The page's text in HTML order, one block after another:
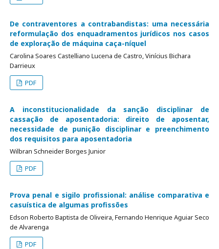
De contraventores a contrabandistas: uma necessária
reformulação dos enquadramentos jurídicos nos casos
de exploração de máquina caça-níquel
Carolina Soares Castelliano Lucena de Castro, Vinícius Bichara
Darrieux
PDF
A inconstitucionalidade da sanção disciplinar de
cassação de aposentadoria: direito de aposentar,
necessidade de punição disciplinar e preenchimento
dos requisitos para aposentadoria
Wilbran Schneider Borges Junior
PDF
Prova penal e sigilo profissional: análise comparativa e
casuística de algumas profissões
Edson Roberto Baptista de Oliveira, Fernando Henrique Aguiar Seco
de Alvarenga
PDF